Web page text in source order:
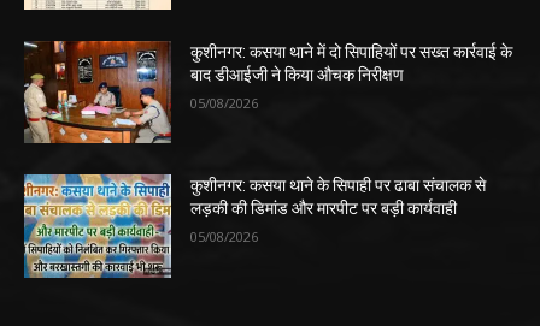
कुशीनगर: कसया थाने में दो सिपाहियों पर सख्त कार्रवाई के
बाद डीआईजी ने किया औचक निरीक्षण
05/08/2026
कुशीनगर: कसया थाने के सिपाही पर ढाबा संचालक से
लड़की की डिमांड और मारपीट पर बड़ी कार्यवाही
05/08/2026